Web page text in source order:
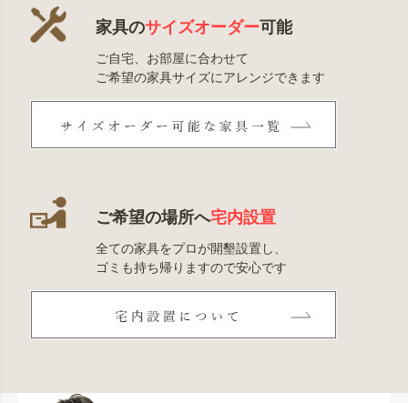
家具のサイズオーダー可能
ご自宅、お部屋に合わせて
ご希望の家具サイズにアレンジできます
ご希望の場所へ宅内設置
全ての家具をプロが開墾設置し、
ゴミも持ち帰りますので安心です